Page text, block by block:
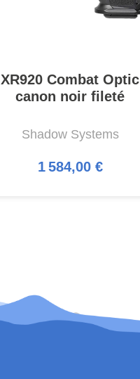
XR920 Combat Optic
canon noir fileté
Shadow Systems
1 584,00 €